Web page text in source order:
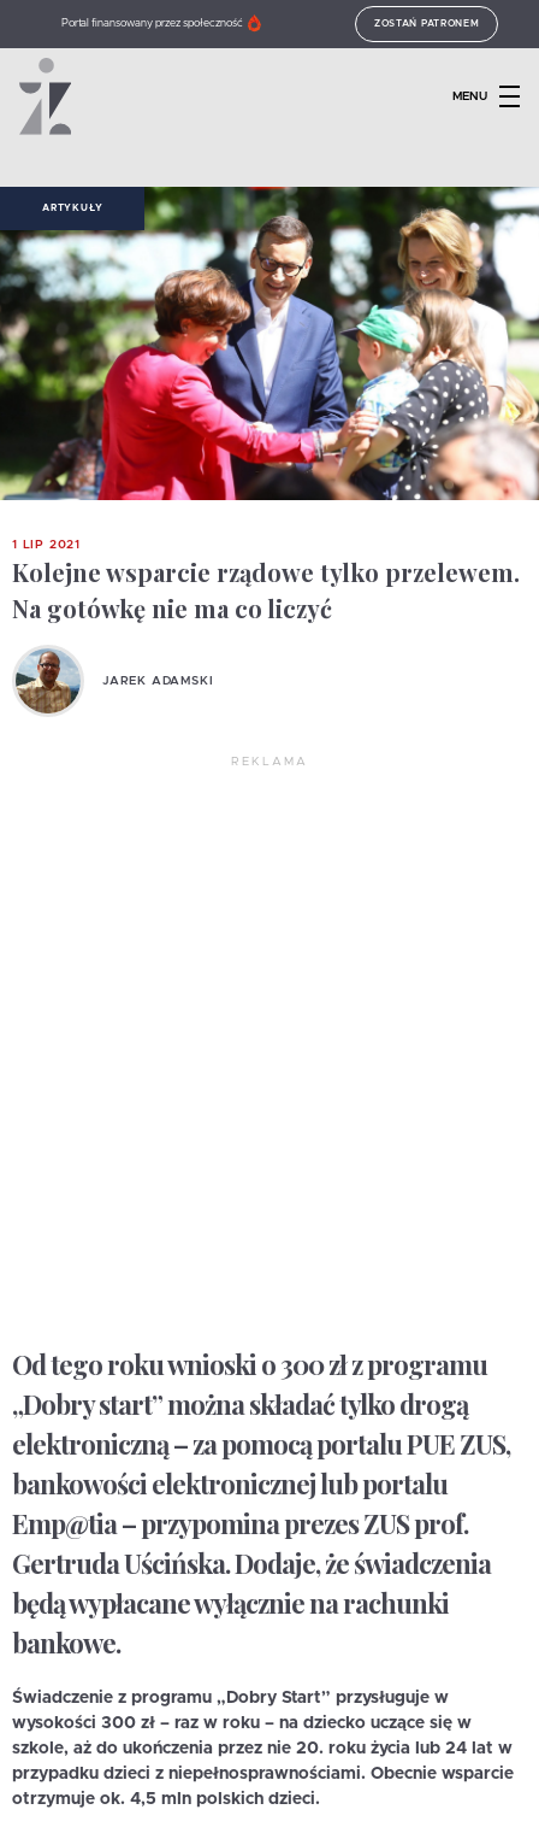
Portal finansowany przez społeczność ZOSTAŃ PATRONEM
MENU
ARTYKUŁY
1 LIP 2021
Kolejne wsparcie rządowe tylko przelewem.
Na gotówkę nie ma co liczyć
JAREK ADAMSKI
REKLAMA
Od tego roku wnioski o 300 zł z programu
„Dobry start” można składać tylko drogą
elektroniczną – za pomocą portalu PUE ZUS,
bankowości elektronicznej lub portalu
Emp@tia – przypomina prezes ZUS prof.
Gertruda Uścińska. Dodaje, że świadczenia
będą wypłacane wyłącznie na rachunki
bankowe.
Świadczenie z programu „Dobry Start” przysługuje w
wysokości 300 zł – raz w roku – na dziecko uczące się w
szkole, aż do ukończenia przez nie 20. roku życia lub 24 lat w
przypadku dzieci z niepełnosprawnościami. Obecnie wsparcie
otrzymuje ok. 4,5 mln polskich dzieci.